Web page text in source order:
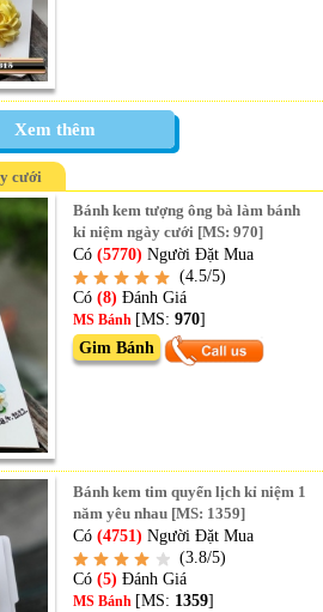
Xem thêm
cưới
Bánh kem tượng ông bà làm bánh
kỉ niệm ngày cưới [MS: 970]
Có(5770) Người Đặt Mua
(4.5/5)
Có (8)Đánh Giá
MS Bánh [MS:970]
Gim Bánh
Bánh kem tim quyển lịch kỉ niệm 1
năm yêu nhau [MS: 1359]
Có(4751) Người Đặt Mua
(3.8/5)
Có (5)Đánh Giá
MS Bánh [MS: 1359]